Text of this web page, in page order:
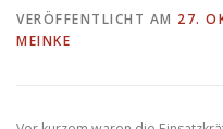
VERÖFFENTLICHT AM 27.
MEINKE